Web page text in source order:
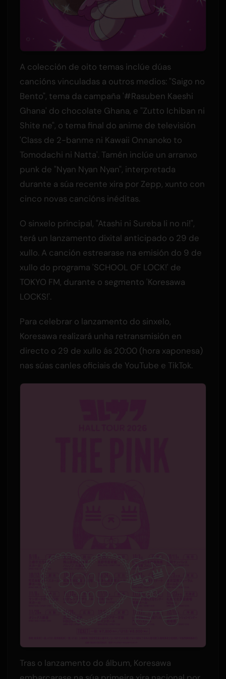
A colección de oito temas inclúe dúas
cancións vinculadas a outros medios: "Saigo no
Bento", tema da campaña '#Rasuben Kaeshi
Ghana' do chocolate Ghana, e "Zutto Ichiban ni
Shite ne", o tema final do anime de televisión
'Class de 2-banme ni Kawaii Onnanoko to
Tomodachi ni Natta'. Tamén inclúe un arranxo
punk de "Nyan Nyan Nyan", interpretada
durante a súa recente xira por Zepp, xunto con
cinco novas cancións inéditas.
O sinxelo principal, "Atashi ni Sureba Ii no ni!",
terá un lanzamento dixital anticipado o 29 de
xullo. A canción estrearase na emisión do 9 de
xullo do programa 'SCHOOL OF LOCK!' de
TOKYO FM, durante o segmento 'Koresawa
LOCKS!'.
Para celebrar o lanzamento do sinxelo,
Koresawa realizará unha retransmisión en
directo o 29 de xullo ás 20:00 (hora xaponesa)
nas súas canles oficiais de YouTube e TikTok.
Tras o lanzamento do álbum, Koresawa